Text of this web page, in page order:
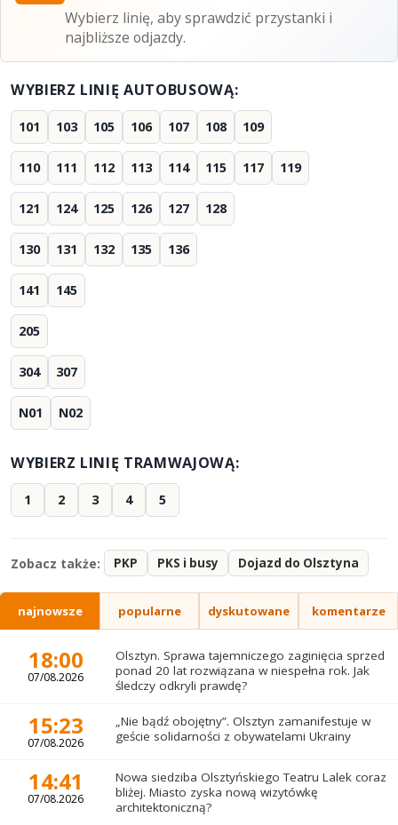
Wybierz linię, aby sprawdzić przystanki i
najbliższe odjazdy.
WYBIERZ LINIĘ AUTOBUSOWĄ:
101 103 105 106 107 108 109
110 111 112 113 114 115 117 119
121 124 125 126 127 128
130 131 132 135 136
141 145
205
304 307
N01 N02
WYBIERZ LINIĘ TRAMWAJOWĄ:
1 2 3 4 5
Zobacz także: PKP PKS i busy Dojazd do Olsztyna
najnowsze popularne dyskutowane komentarze
18:00
07/08.2026
Olsztyn. Sprawa tajemniczego zaginięcia sprzed
ponad 20 lat rozwiązana w niespełna rok. Jak
śledczy odkryli prawdę?
15:23
07/08.2026
„Nie bądź obojętny”. Olsztyn zamanifestuje w
geście solidarności z obywatelami Ukrainy
14:41
07/08.2026
Nowa siedziba Olsztyńskiego Teatru Lalek coraz
bliżej. Miasto zyska nową wizytówkę
architektoniczną?